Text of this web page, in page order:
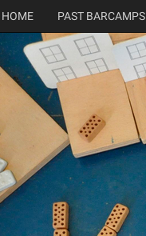
HOME PAST BARCAMPS